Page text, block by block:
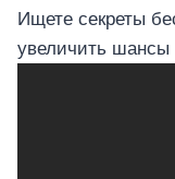
Ищете секреты
увеличить